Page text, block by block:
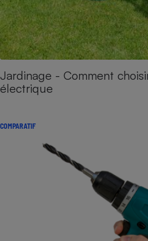
Jardinage - Comment
électrique
COMPARATIF